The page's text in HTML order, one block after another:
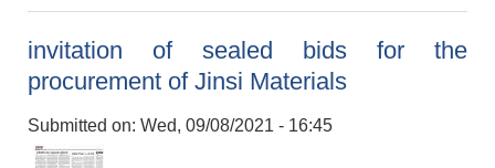
vehicle (Sab
invitation of sealed bids for the
procurement of Jinsi Materials
Submitted on: Wed, 09/08/2021 - 16:45